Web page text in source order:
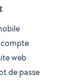
compte
web
de passe